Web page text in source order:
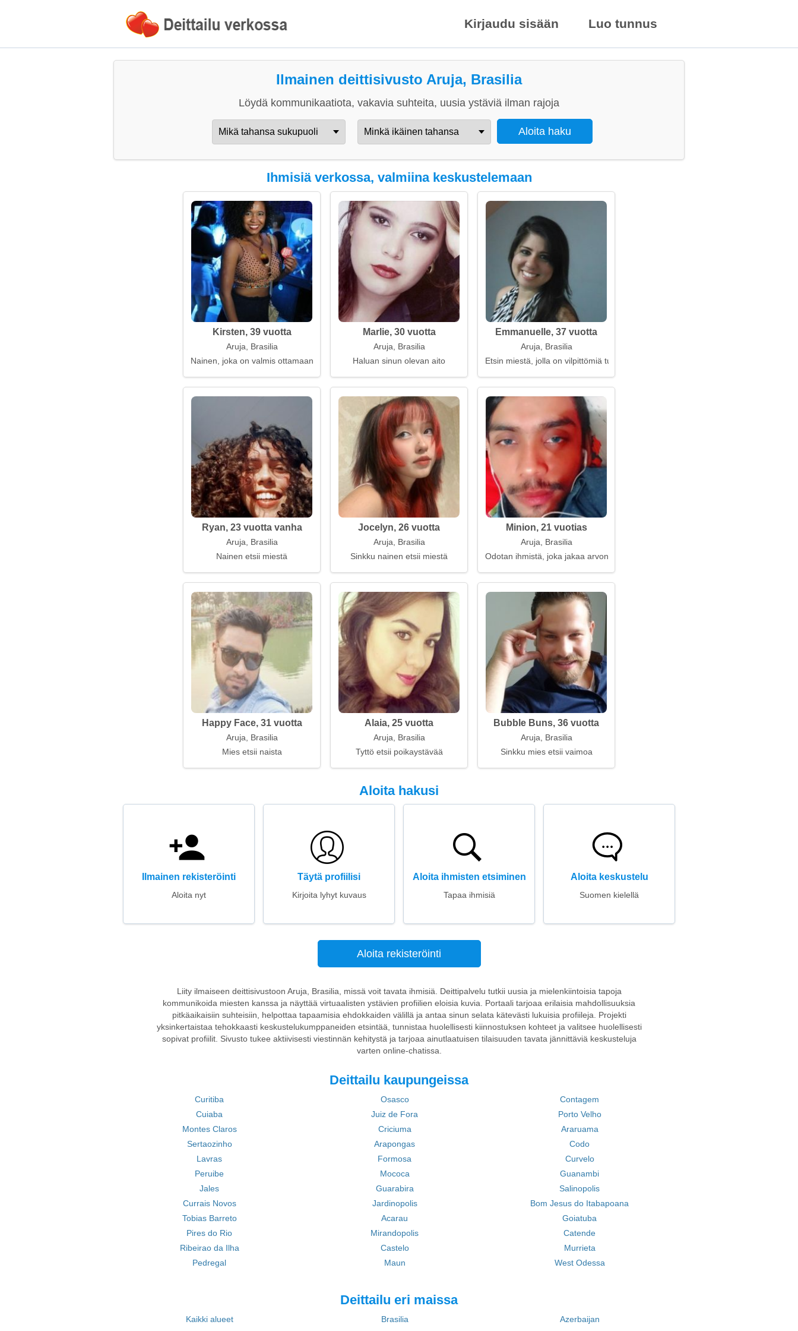
Kirjaudu sisään Luo tunnus
Ilmainen deittisivusto Aruja, Brasilia
Löydä kommunikaatiota, vakavia suhteita, uusia ystäviä ilman rajoja
Ihmisiä verkossa, valmiina keskustelemaan
Kirsten, 39 vuotta
Aruja, Brasilia
Nainen, joka on valmis ottamaan vakavia askeleita
Marlie, 30 vuotta
Aruja, Brasilia
Haluan sinun olevan aito
Emmanuelle, 37 vuotta
Aruja, Brasilia
Etsin miestä, jolla on vilpittömiä tunteita
Ryan, 23 vuotta vanha
Aruja, Brasilia
Nainen etsii miestä
Jocelyn, 26 vuotta
Aruja, Brasilia
Sinkku nainen etsii miestä
Minion, 21 vuotias
Aruja, Brasilia
Odotan ihmistä, joka jakaa arvoni
Happy Face, 31 vuotta
Aruja, Brasilia
Mies etsii naista
Alaia, 25 vuotta
Aruja, Brasilia
Tyttö etsii poikaystävää
Bubble Buns, 36 vuotta
Aruja, Brasilia
Sinkku mies etsii vaimoa
Aloita hakusi
Ilmainen rekisteröinti
Aloita nyt
Täytä profiilisi
Kirjoita lyhyt kuvaus
Aloita ihmisten etsiminen
Tapaa ihmisiä
Aloita keskustelu
Suomen kielellä
Aloita rekisteröinti
Liity ilmaiseen deittisivustoon Aruja, Brasilia, missä voit tavata ihmisiä. Deittipalvelu tutkii uusia ja mielenkiintoisia tapoja
kommunikoida miesten kanssa ja näyttää virtuaalisten ystävien profiilien eloisia kuvia. Portaali tarjoaa erilaisia mahdollisuuksia
pitkäaikaisiin suhteisiin, helpottaa tapaamisia ehdokkaiden välillä ja antaa sinun selata kätevästi lukuisia profiileja. Projekti
yksinkertaistaa tehokkaasti keskustelukumppaneiden etsintää, tunnistaa huolellisesti kiinnostuksen kohteet ja valitsee huolellisesti
sopivat profiilit. Sivusto tukee aktiivisesti viestinnän kehitystä ja tarjoaa ainutlaatuisen tilaisuuden tavata jännittäviä keskusteluja
varten online-chatissa.
Deittailu kaupungeissa
Curitiba Osasco
Contagem
Cuiaba
Juiz de Fora
Porto Velho
Montes Claros
Criciuma
Araruama
Sertaozinho
Arapongas
Codo
Lavras
Formosa
Curvelo
Peruibe
Mococa
Guanambi
Jales
Guarabira
Salinopolis
Currais Novos
Jardinopolis
Bom Jesus do Itabapoana
Tobias Barreto
Acarau
Goiatuba
Pires do Rio
Mirandopolis
Catende
Ribeirao da Ilha
Castelo
Murrieta
Pedregal
Maun West Odessa
Deittailu eri maissa
Kaikki alueet Brasilia
Azerbaijan